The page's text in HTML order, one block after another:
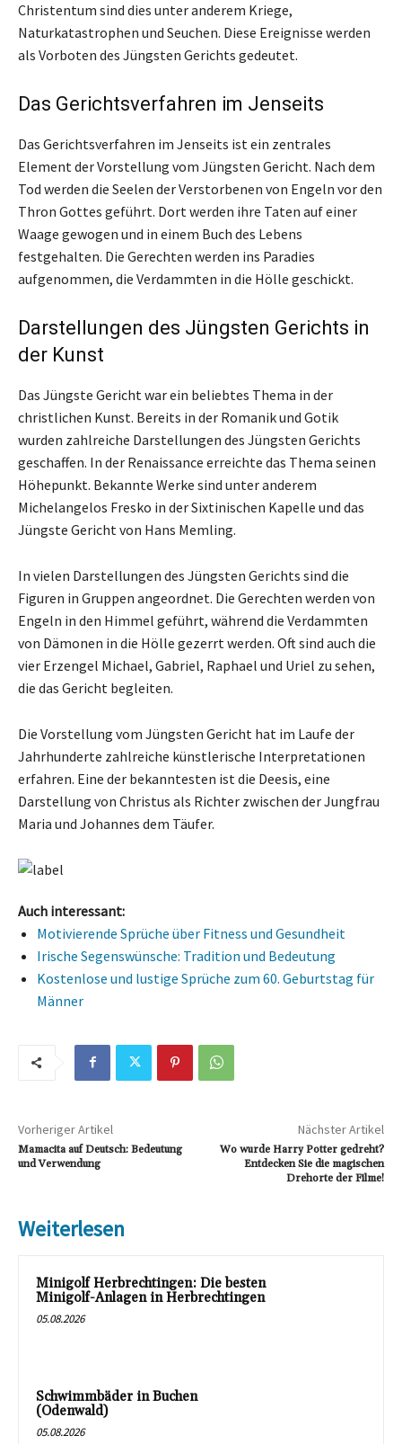
Christentum sind dies unter anderem Kriege,
Naturkatastrophen und Seuchen. Diese Ereignisse werden
als Vorboten des Jüngsten Gerichts gedeutet.
Das Gerichtsverfahren im Jenseits
Das Gerichtsverfahren im Jenseits ist ein zentrales
Element der Vorstellung vom Jüngsten Gericht. Nach dem
Tod werden die Seelen der Verstorbenen von Engeln vor den
Thron Gottes geführt. Dort werden ihre Taten auf einer
Waage gewogen und in einem Buch des Lebens
festgehalten. Die Gerechten werden ins Paradies
aufgenommen, die Verdammten in die Hölle geschickt.
Darstellungen des Jüngsten Gerichts in
der Kunst
Das Jüngste Gericht war ein beliebtes Thema in der
christlichen Kunst. Bereits in der Romanik und Gotik
wurden zahlreiche Darstellungen des Jüngsten Gerichts
geschaffen. In der Renaissance erreichte das Thema seinen
Höhepunkt. Bekannte Werke sind unter anderem
Michelangelos Fresko in der Sixtinischen Kapelle und das
Jüngste Gericht von Hans Memling.
In vielen Darstellungen des Jüngsten Gerichts sind die
Figuren in Gruppen angeordnet. Die Gerechten werden von
Engeln in den Himmel geführt, während die Verdammten
von Dämonen in die Hölle gezerrt werden. Oft sind auch die
vier Erzengel Michael, Gabriel, Raphael und Uriel zu sehen,
die das Gericht begleiten.
Die Vorstellung vom Jüngsten Gericht hat im Laufe der
Jahrhunderte zahlreiche künstlerische Interpretationen
erfahren. Eine der bekanntesten ist die Deesis, eine
Darstellung von Christus als Richter zwischen der Jungfrau
Maria und Johannes dem Täufer.
Auch interessant:
Motivierende Sprüche über Fitness und Gesundheit
Irische Segenswünsche: Tradition und Bedeutung
Kostenlose und lustige Sprüche zum 60. Geburtstag für
Männer
Vorheriger Artikel
Mamacita auf Deutsch: Bedeutung
und Verwendung
Nächster Artikel
Wo wurde Harry Potter gedreht?
Entdecken Sie die magischen
Drehorte der Filme!
Weiterlesen
Minigolf Herbrechtingen: Die besten
Minigolf-Anlagen in Herbrechtingen
05.08.2026
Schwimmbäder in Buchen
(Odenwald)
05.08.2026